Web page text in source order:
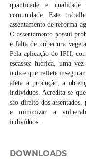
quantidade e
comunidade. Este
assentamento de reforma
O assentamento possui
e falta de cobertura
Pela aplicação do IPH,
escassez hídrica, uma
índice que reflete
afeta a produção, a
indivíduos. Acredita-se
são direito dos assentados,
e minimizar a
indivíduos.
DOWNLOADS